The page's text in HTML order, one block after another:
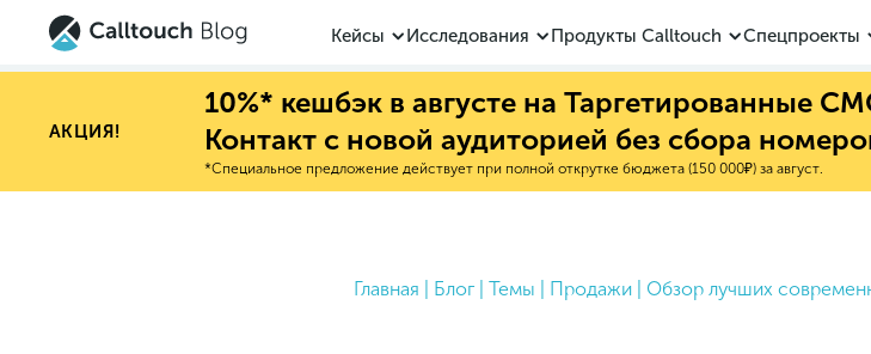
Кейсы Исследования Продукты Calltouch Спецпроекты
АКЦИЯ!
10%* кешбэк в августе на Таргетированные
Контакт с новой аудиторией без сбора
*Специальное предложение действует при полной открутке бюджета (150 000₽) за август.
Главная Блог| Темы Продажи| Обзор лучших